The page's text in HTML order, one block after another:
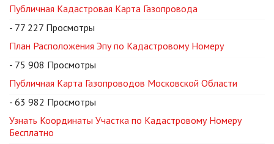
Публичная Кадастровая Карта Газопровода
- 77 227 Просмотры
План Расположения Эпу по Кадастровому Номеру
- 75 908 Просмотры
Публичная Карта Газопроводов Московской Области
- 63 982 Просмотры
Узнать Координаты Участка по Кадастровому Номеру
Бесплатно